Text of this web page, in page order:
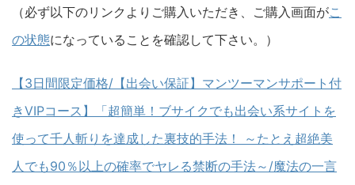
（必ず以下のリンクよりご購入いただき、ご購入画面がこ
の状態になっていることを確認して下さい。）
【3日間限定価格/【出会い保証】マンツーマンサポート付
きVIPコース】「超簡単！ブサイクでも出会い系サイトを
使って千人斬りを達成した裏技的手法！ ～たとえ超絶美
人でも90％以上の確率でヤレる禁断の手法～/魔法の一言